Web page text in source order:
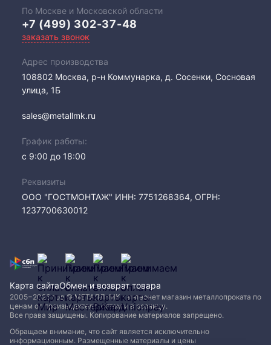
По Москве и Московской области
+7 (499) 302-37-48
заказать звонок
Адрес производства
108802​ Москва, р-н Коммунарка, д. Сосенки, Сосновая
улица, 1Б
sales@metallmk.ru
График работы:
с 9:00 до 18:00
Реквизиты
ООО "ГОСТМОНТАЖ" ИНН: 7751268364, ОГРН:
1237700630012
2005−2026 год © МЕТАЛЛ-МК - интернет магазин металлопроката по
ценам от производителя, оптом и в розницу.
Все права защищены. Копирование материалов запрещено.
Обращаем внимание, что сайт является исключительно
информационным. Размещенные материалы и цены
Карта сайтаОбмен и возврат товара